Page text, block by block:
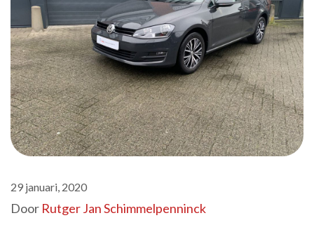
29 januari, 2020
Door Rutger Jan Schimmelpenninck